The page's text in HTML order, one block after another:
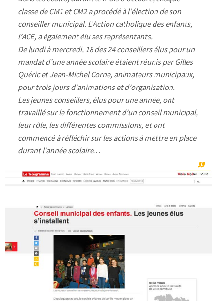
classe de CM1 et CM2 a procédé à l’élection de son
conseiller municipal. L’Action catholique des enfants,
l’ACE, a également élu ses représentants.
De lundi à mercredi, 18 des 24 conseillers élus pour un
mandat d’une année scolaire étaient réunis par Gilles
Quéric et Jean-Michel Corne, animateurs municipaux,
pour trois jours d’animations et d’organisation.
Les jeunes conseillers, élus pour une année, ont
travaillé sur le fonctionnement d’un conseil municipal,
leur rôle, les différentes commissions, et ont
commencé à réfléchir sur les actions à mettre en place
durant l’année scolaire…